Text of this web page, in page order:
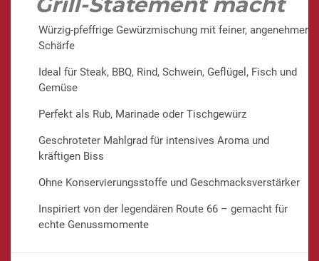
Würzig-pfeffrige Gewürzmischung mit feiner, angenehmer
Schärfe
Ideal für Steak, BBQ, Rind, Schwein, Geflügel, Fisch und
Gemüse
Perfekt als Rub, Marinade oder Tischgewürz
Geschroteter Mahlgrad für intensives Aroma und
kräftigen Biss
Ohne Konservierungsstoffe und Geschmacksverstärker
Inspiriert von der legendären Route 66 – gemacht für
echte Genussmomente